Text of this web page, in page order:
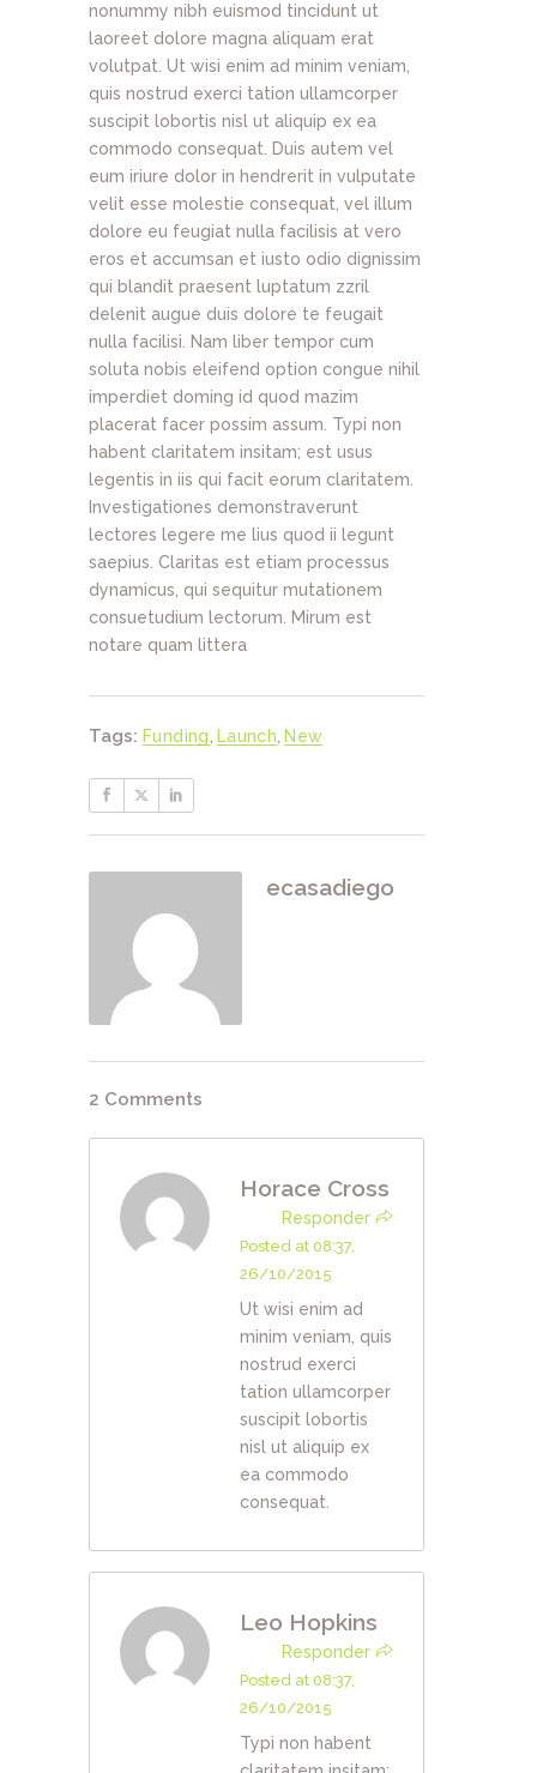
nonummy nibh euismod tincidunt ut
laoreet dolore magna aliquam erat
volutpat. Ut wisi enim ad minim veniam,
quis nostrud exerci tation ullamcorper
suscipit lobortis nisl ut aliquip ex ea
commodo consequat. Duis autem vel
eum iriure dolor in hendrerit in vulputate
velit esse molestie consequat, vel illum
dolore eu feugiat nulla facilisis at vero
eros et accumsan et iusto odio dignissim
qui blandit praesent luptatum zzril
delenit augue duis dolore te feugait
nulla facilisi. Nam liber tempor cum
soluta nobis eleifend option congue nihil
imperdiet doming id quod mazim
placerat facer possim assum. Typi non
habent claritatem insitam; est usus
legentis in iis qui facit eorum claritatem.
Investigationes demonstraverunt
lectores legere me lius quod ii legunt
saepius. Claritas est etiam processus
dynamicus, qui sequitur mutationem
consuetudium lectorum. Mirum est
notare quam littera
Tags: Funding Launch New
ecasadiego
2 Comments
Horace Cross
Responder
Posted at 08:37,
26/10/2015
Ut wisi enim ad
minim veniam, quis
nostrud exerci
tation ullamcorper
suscipit lobortis
nisl ut aliquip ex
ea commodo
consequat.
Leo Hopkins
Responder
Posted at 08:37,
26/10/2015
Typi non habent